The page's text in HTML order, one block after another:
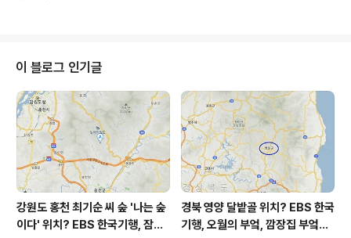
위 이미지에서 시간별 기상 상태 참조 대기상황 공기
질은어제초미세먼지 좋음 = 3 ㎍/m³ 미세먼지는 좋음 =
7 ㎍/m³ 황사는 보통 = 3 ㎍/m³ 자외선 (오후) = 보통
오늘 초미세먼지 좋음 = 10 ㎍/m³ 미세먼지는 좋음 = 21
㎍/m³ 황사는 보통..
이 블로그 인기글
강원도 홍천 최기순 씨 숲 '나는 숲
이다' 위치? EBS 한국기행, 잠시
경북 영양 달밭골 위치? EBS 한국
기행, 오월의 부엌, 깜장집 부엌은